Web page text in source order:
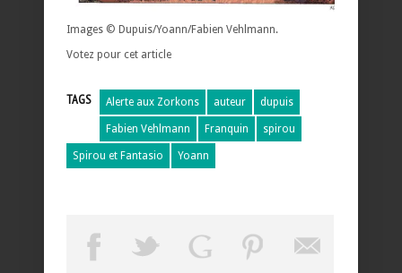
Images © Dupuis/Yoann/Fabien Vehlmann.
Votez pour cet article
TAGS Alerte aux Zorkons auteur dupuis
Fabien Vehlmann Franquin spirou
Spirou et Fantasio Yoann